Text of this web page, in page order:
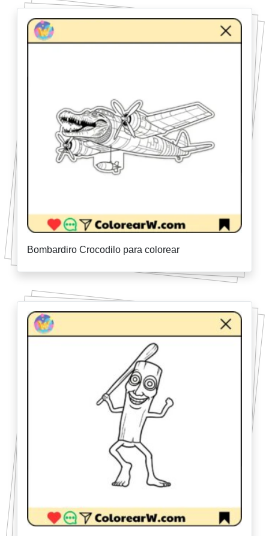
Bombardiro Crocodilo para colorear